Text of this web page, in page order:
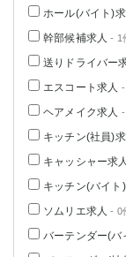
ホール(バイト)
幹部候補求人 - 1
送りドライバー
エスコート求人
ヘアメイク求人
キッチン(社員)
キャッシャー求人
キッチン(バイト
ソムリエ求人 - 0
バーテンダー(バ